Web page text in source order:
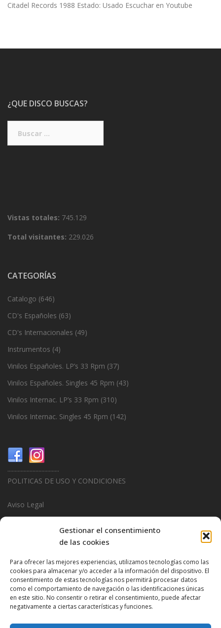
Gestionar el consentimiento
de las cookies
Para ofrecer las mejores experiencias, utilizamos tecnologías como las
cookies para almacenar y/o acceder a la información del dispositivo. El
consentimiento de estas tecnologías nos permitirá procesar datos
como el comportamiento de navegación o las identificaciones únicas
en este sitio. No consentir o retirar el consentimiento, puede afectar
negativamente a ciertas características y funciones.
Citadel Records 1988 Estado: Usado Escuchar en Youtube
¿QUE DISCO BUSCAS?
Vistas totales: 745.129
Total visitantes: 229.026
CATEGORÍAS
Catalogo (646)
CD's Españoles (63)
CD's Internacionales (49)
Instrumentos (4)
Vinilos Españoles. LP’s 33 Rpm (37)
Vinilos Españoles. Singles 45 Rpm (43)
Vinilos Internac. LP’s 33 Rpm (310)
Vinilos Internac. Singles 45 Rpm (142)
...................................
POLITICAS DE USO Y CONDICIONES
Aviso Legal
Politica de Privacidad
...................................
Design & Promotions ByHitred.com